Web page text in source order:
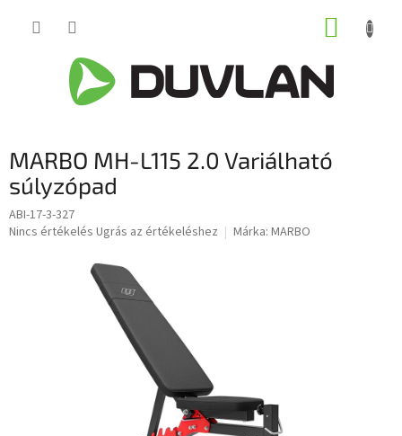
KOSÁR
MARBO MH-L115 2.0 Variálható
súlyzópad
ABI-17-3-327
A
Nincs értékelés Ugrás az értékeléshez Márka: MARBO